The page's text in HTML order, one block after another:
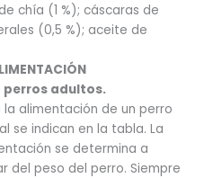
chía (1 %); cáscaras de
(0,5 %); aceite de
adultos.
alimentación de un perro
se indican en la tabla. La
se determina a
del peso del perro. Siempre